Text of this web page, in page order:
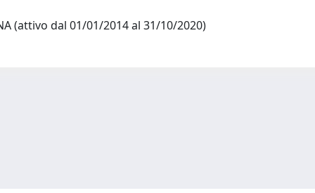
(attivo dal 01/01/2014 al 31/10/2020)